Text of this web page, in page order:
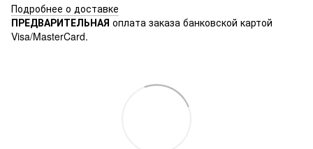
Подробнее о доставке
ПРЕДВАРИТЕЛЬНАЯ оплата заказа банковской картой
Visa/MasterCard.